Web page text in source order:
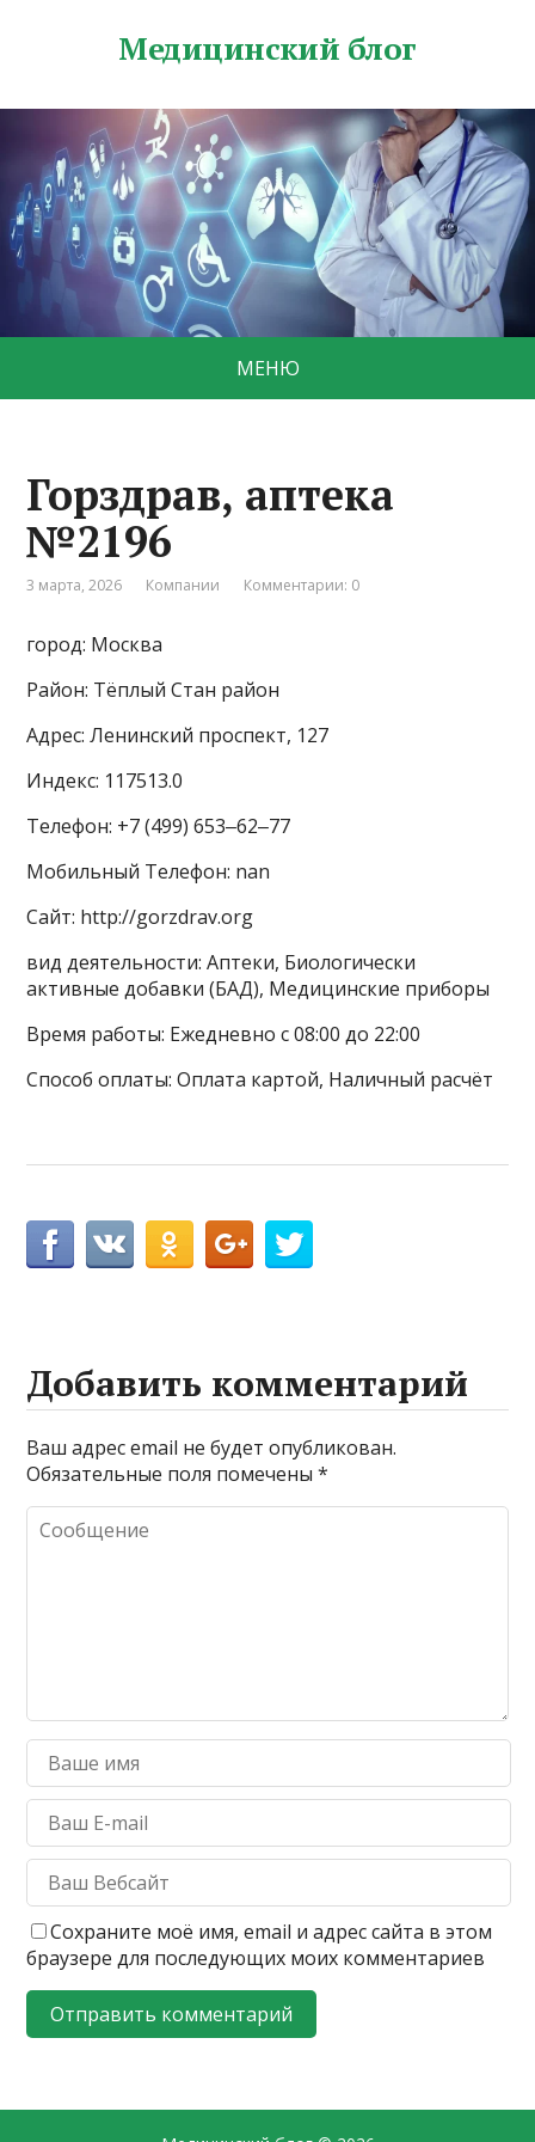
Медицинский блог
МЕНЮ
Горздрав, аптека
№2196
3 марта, 2026 Компании Комментарии: 0
город: Москва
Район: Тёплый Стан район
Адрес: Ленинский проспект, 127
Индекс: 117513.0
Телефон: +7 (499) 653‒62‒77
Мобильный Телефон: nan
Сайт: http://gorzdrav.org
вид деятельности: Аптеки, Биологически
активные добавки (БАД), Медицинские приборы
Время работы: Ежедневно с 08:00 до 22:00
Способ оплаты: Оплата картой, Наличный расчёт
Добавить комментарий
Ваш адрес email не будет опубликован.
Обязательные поля помечены*
Сохраните моё имя, email и адрес сайта в этом
браузере для последующих моих комментариев